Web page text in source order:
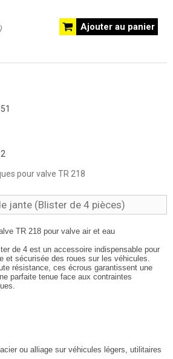
Ajouter au panier
)
pour valve TR 218
jante (Blister de 4 pièces)
TR 218 pour valve air et eau
de 4 est un accessoire indispensable pour
et sécurisée des roues sur les véhicules.
résistance, ces écrous garantissent une
parfaite tenue face aux contraintes
ou alliage sur véhicules légers, utilitaires